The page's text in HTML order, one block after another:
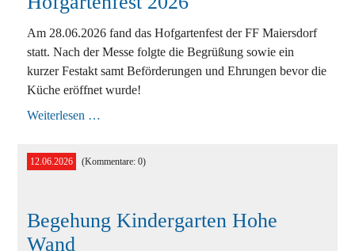
Bekleidung
Ausbildung
Einsätze
Veranstaltungen
Am 28.06.2026 fand das Hofgartenfest der FF Maiersdorf
statt. Nach der Messe folgte die Begrüßung sowie ein
kurzer Festakt samt Beförderungen und Ehrungen bevor die
Küche eröffnet wurde!
Weiterlesen …
12.06.2026 (Kommentare: 0)
Begehung Kindergarten Hohe
Wand